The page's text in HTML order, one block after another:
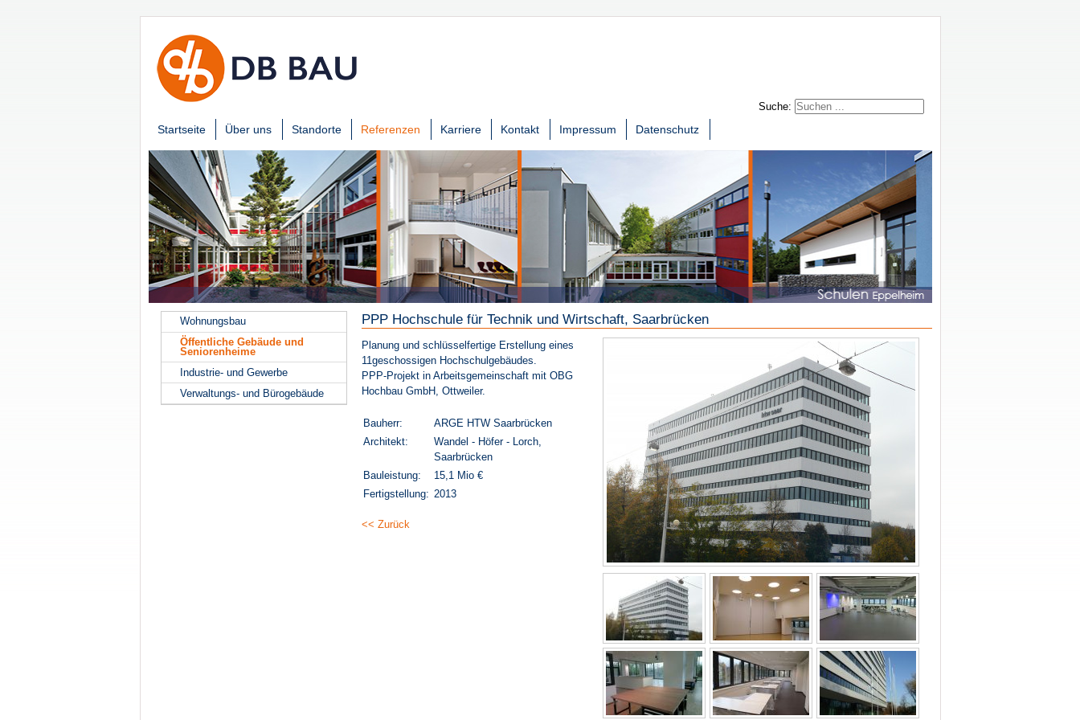
Suche:
Startseite Über uns Standorte Referenzen Karriere Kontakt Impressum Datenschutz
Wohnungsbau
Öffentliche Gebäude und
Seniorenheime
Industrie- und Gewerbe
Verwaltungs- und Bürogebäude
PPP Hochschule für Technik und Wirtschaft, Saarbrücken
Planung und schlüsselfertige Erstellung eines
11geschossigen Hochschulgebäudes.
PPP-Projekt in Arbeitsgemeinschaft mit OBG
Hochbau GmbH, Ottweiler.
Bauherr:
ARGE HTW Saarbrücken
Architekt:
Wandel - Höfer - Lorch,
Saarbrücken
Bauleistung:
15,1 Mio €
Fertigstellung: 2013
<< Zurück